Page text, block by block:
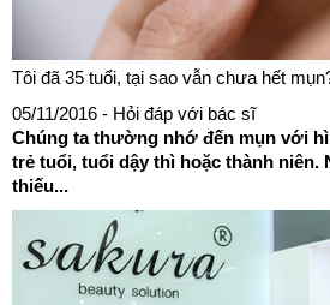
Tôi đã 35 tuổi, tại sao vẫn chưa hết
05/11/2016 - Hỏi đáp với bác sĩ
Chúng ta thường nhớ đến mụn với
trẻ tuổi, tuổi dậy thì hoặc thành niên.
thiếu...